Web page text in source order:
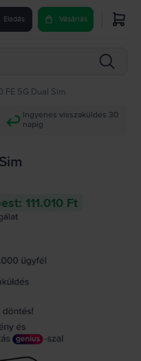
Eladás Vásárlás
FE 5G Dual Sim
Ingyenes visszaküldés 30
napig
111.010 Ft